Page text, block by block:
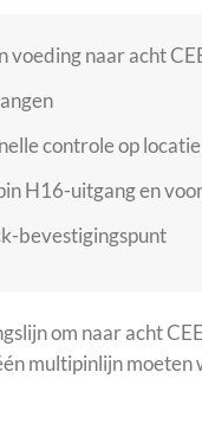
naar acht
controle op locatie
H16-uitgang en
bevestigingspunt
om naar acht
multipinlijn